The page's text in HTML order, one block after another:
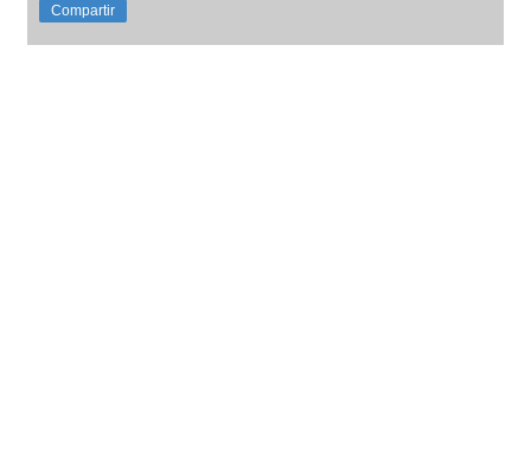
Compartir